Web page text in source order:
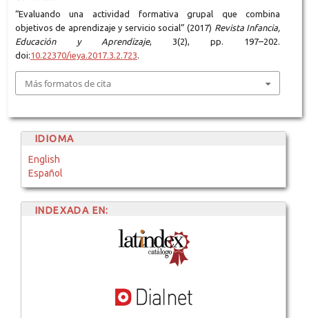
“Evaluando una actividad formativa grupal que combina
objetivos de aprendizaje y servicio social” (2017) Revista Infancia,
Educación y Aprendizaje, 3(2), pp. 197–202.
doi:10.22370/ieya.2017.3.2.723.
Más formatos de cita
IDIOMA
English
Español
INDEXADA EN: